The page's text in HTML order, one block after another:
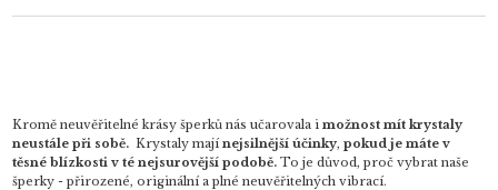
Kromě neuvěřitelné krásy šperků nás učarovala imožnost mít krystaly
neustále při sobě. Krystaly majínejsilnější účinky,pokud je máte v
těsné blízkosti v té nejsurovější podobě.To je důvod, proč vybrat naše
šperky - přirozené, originální a plné neuvěřitelných vibrací.